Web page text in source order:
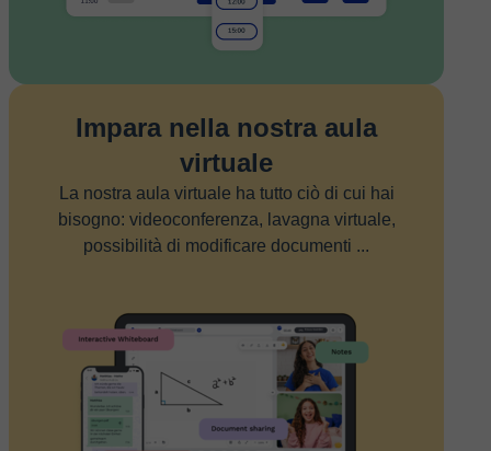
Impara nella nostra aula
virtuale
La nostra aula virtuale ha tutto ciò di cui hai
bisogno: videoconferenza, lavagna virtuale,
possibilità di modificare documenti ...